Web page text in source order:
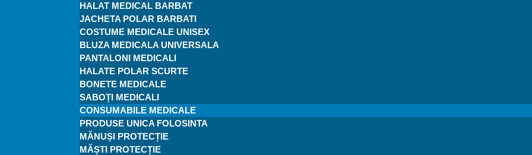
HALAT MEDICAL BARBAT
JACHETA POLAR BARBATI
COSTUME MEDICALE UNISEX
BLUZA MEDICALA UNIVERSALA
PANTALONI MEDICALI
HALATE POLAR SCURTE
BONETE MEDICALE
SABOȚI MEDICALI
CONSUMABILE MEDICALE
PRODUSE UNICA FOLOSINTA
MĂNUȘI PROTECȚIE
MĂȘTI PROTECȚIE